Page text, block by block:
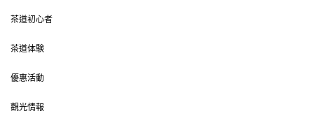
茶道初心者
茶道体験
優惠活動
觀光情報